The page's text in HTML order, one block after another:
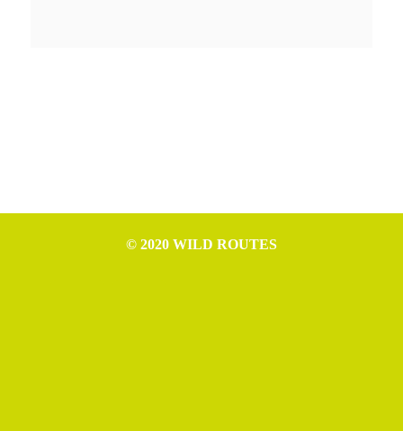
© 2020 WILD ROUTES